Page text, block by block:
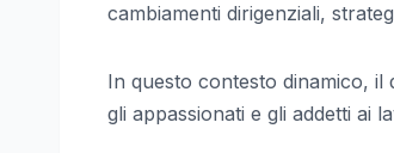
cambiamenti dirigenziali,
In questo contesto dinamico, il
gli appassionati e gli addetti ai